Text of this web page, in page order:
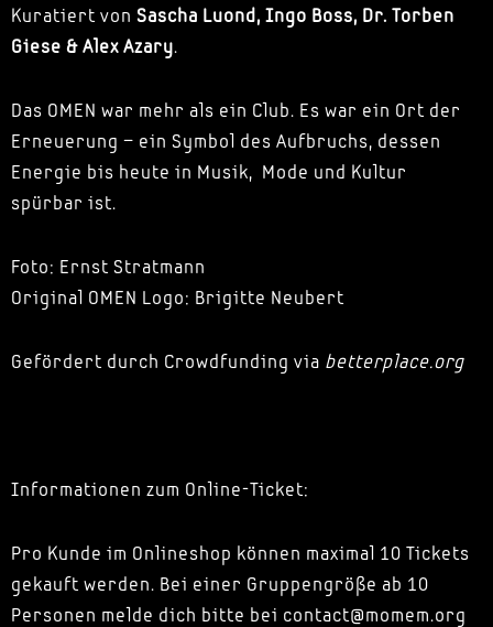
Kuratiert von Sascha Luond, Ingo Boss, Dr. Torben
Giese & Alex Azary.
Das OMEN war mehr als ein Club. Es war ein Ort der
Erneuerung – ein Symbol des Aufbruchs, dessen
Energie bis heute in Musik, Mode und Kultur
spürbar ist.
Foto: Ernst Stratmann
Original OMEN Logo: Brigitte Neubert
Gefördert durch Crowdfunding via betterplace.org
Informationen zum Online-Ticket:
Pro Kunde im Onlineshop können maximal 10 Tickets
gekauft werden. Bei einer Gruppengröße ab 10
Personen melde dich bitte bei contact@momem.org